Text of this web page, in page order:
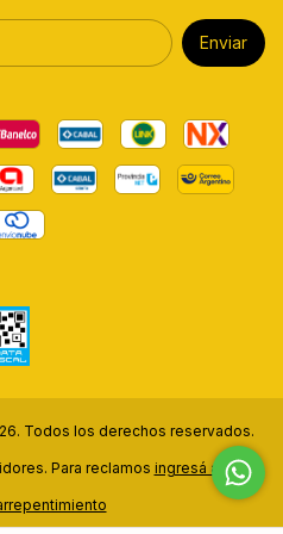
Todos los derechos reservados.
Para reclamos ingresá acá.